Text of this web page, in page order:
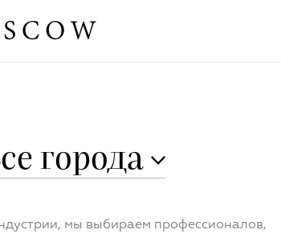
города
мы выбираем профессионалов,